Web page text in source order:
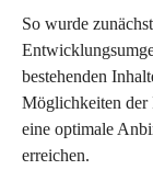
So wurde
bestehenden
Möglichkeiten der
eine optimale
erreichen.